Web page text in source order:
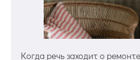
Когда речь заходит о